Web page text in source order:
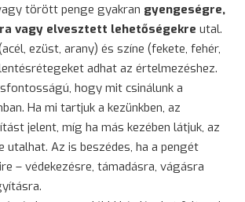
törött penge gyakran gyengeségre,
vagy elvesztett lehetőségekre utal.
ezüst, arany) és színe (fekete, fehér,
adhat az értelmezéshez.
hogy mit csinálunk a
Ha mi tartjuk a kezünkben, az
jelent, míg ha más kezében látjuk, az
Az is beszédes, ha a pengét
– védekezésre, támadásra, vágásra